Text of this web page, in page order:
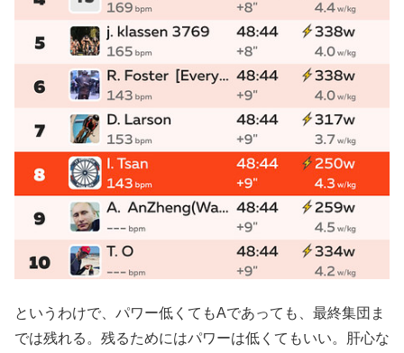
というわけで、パワー低くてもAであっても、最終集団ま
では残れる。残るためにはパワーは低くてもいい。肝心な